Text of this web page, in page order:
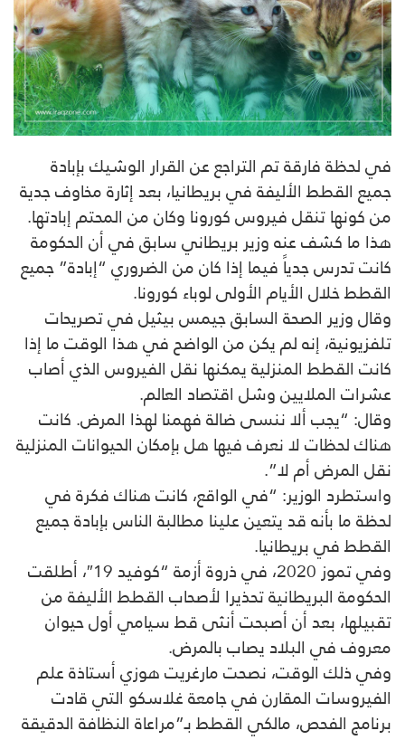
في لحظة فارقة تم التراجع عن القرار الوشيك بإبادة
جميع القطط الأليفة في بريطانيا، بعد إثارة مخاوف جدية
من كونها تنقل فيروس كورونا وكان من المحتم إبادتها.
هذا ما كشف عنه وزير بريطاني سابق في أن الحكومة
كانت تدرس جدياً فيما إذا كان من الضروري “إبادة” جميع
القطط خلال الأيام الأولى لوباء كورونا.
وقال وزير الصحة السابق جيمس بيثيل في تصريحات
تلفزيونية، إنه لم يكن من الواضح في هذا الوقت ما إذا
كانت القطط المنزلية يمكنها نقل الفيروس الذي أصاب
عشرات الملايين وشل اقتصاد العالم.
وقال: “يجب ألا ننسى ضالة فهمنا لهذا المرض. كانت
هناك لحظات لا نعرف فيها هل بإمكان الحيوانات المنزلية
نقل المرض أم لا”.
واستطرد الوزير: “في الواقع، كانت هناك فكرة في
لحظة ما بأنه قد يتعين علينا مطالبة الناس بإبادة جميع
القطط في بريطانيا.
وفي تموز 2020، في ذروة أزمة “كوفيد 19″، أطلقت
الحكومة البريطانية تحذيرا لأصحاب القطط الأليفة من
تقبيلها، بعد أن أصبحت أنثى قط سيامي أول حيوان
معروف في البلاد يصاب بالمرض.
وفي ذلك الوقت، نصحت مارغريت هوزي أستاذة علم
الفيروسات المقارن في جامعة غلاسكو التي قادت
برنامج الفحص، مالكي القطط بـ”مراعاة النظافة الدقيقة